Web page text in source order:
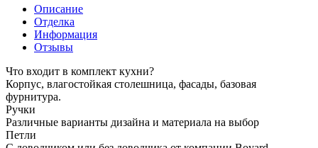
Описание
Отделка
Информация
Отзывы
Что входит в комплект кухни?
Корпус, влагостойкая столешница, фасады, базовая
фурнитура.
Ручки
Различные варианты дизайна и материала на выбор
Петли